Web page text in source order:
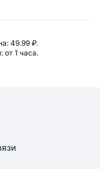
по
49.99 ₽.
от 1 часа.